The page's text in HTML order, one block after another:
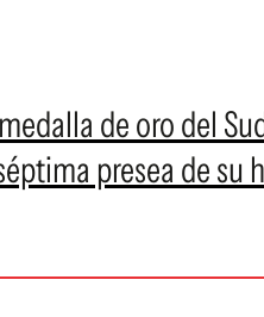
de oro del
presea de su